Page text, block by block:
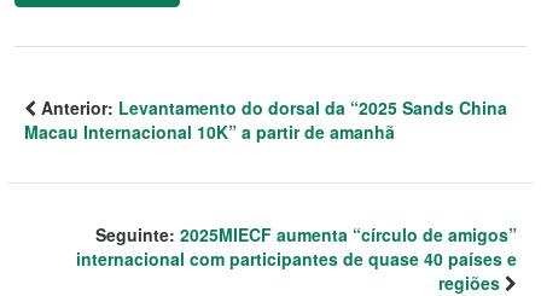
Anterior: Levantamento do dorsal da “2025 Sands China
Macau Internacional 10K” a partir de amanhã
Seguinte: 2025MIECF aumenta “círculo de amigos”
internacional com participantes de quase 40 países e
regiões